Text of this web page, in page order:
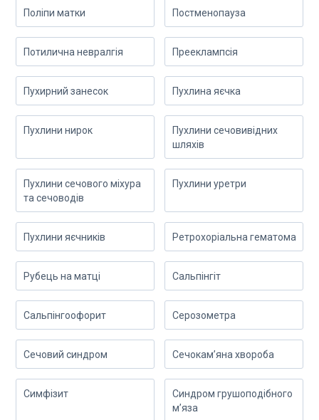
Поліпи матки Постменопауза
Потилична невралгія Прееклампсія
Пухирний занесок Пухлина яєчка
Пухлини нирок
Пухлини сечовивідних
шляхів
Пухлини сечового міхура
та сечоводів
Пухлини уретри
Пухлини яєчників Ретрохоріальна гематома
Рубець на матці Сальпінгіт
Сальпінгоофорит Серозометра
Сечовий синдром Сечокам’яна хвороба
Симфізит
Синдром грушоподібного
м’яза